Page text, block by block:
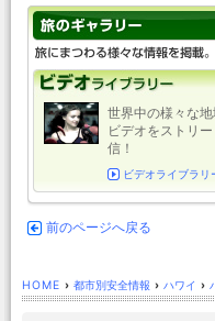
世界中の様々な
ビデオをストリ
信！
ビデオライブラリ
前のページへ戻る
HOME › 都市別安全情報 › ハワイ ›